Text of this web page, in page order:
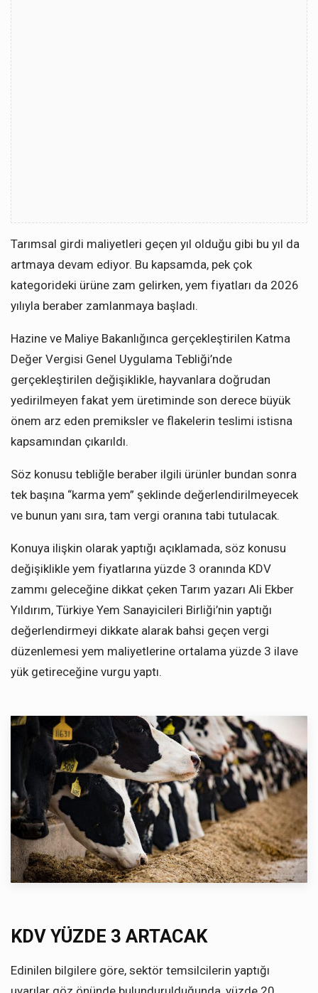
Tarımsal girdi maliyetleri geçen yıl olduğu gibi bu yıl da
artmaya devam ediyor. Bu kapsamda, pek çok
kategorideki ürüne zam gelirken, yem fiyatları da 2026
yılıyla beraber zamlanmaya başladı.
Hazine ve Maliye Bakanlığınca gerçekleştirilen Katma
Değer Vergisi Genel Uygulama Tebliği’nde
gerçekleştirilen değişiklikle, hayvanlara doğrudan
yedirilmeyen fakat yem üretiminde son derece büyük
önem arz eden premiksler ve flakelerin teslimi istisna
kapsamından çıkarıldı.
Söz konusu tebliğle beraber ilgili ürünler bundan sonra
tek başına “karma yem” şeklinde değerlendirilmeyecek
ve bunun yanı sıra, tam vergi oranına tabi tutulacak.
Konuya ilişkin olarak yaptığı açıklamada, söz konusu
değişiklikle yem fiyatlarına yüzde 3 oranında KDV
zammı geleceğine dikkat çeken Tarım yazarı Ali Ekber
Yıldırım, Türkiye Yem Sanayicileri Birliği’nin yaptığı
değerlendirmeyi dikkate alarak bahsi geçen vergi
düzenlemesi yem maliyetlerine ortalama yüzde 3 ilave
yük getireceğine vurgu yaptı.
KDV YÜZDE 3 ARTACAK
Edinilen bilgilere göre, sektör temsilcilerin yaptığı